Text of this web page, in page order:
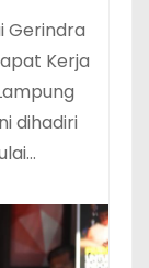
Gerindra
Kerja
dihadiri